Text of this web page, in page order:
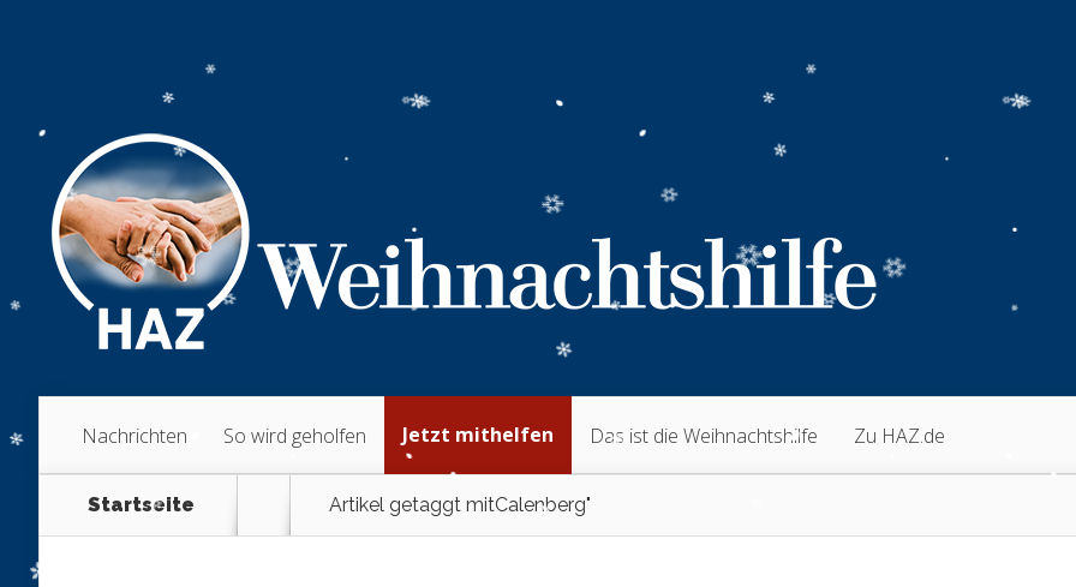
Nachrichten So wird geholfen Jetzt mithelfen Das ist die Weihnachtshilfe Zu HAZ.de
Startseite Artikel getaggt mitCalenberg"